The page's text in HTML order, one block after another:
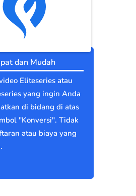
dan Mudah
Eliteseries atau
yang ingin Anda
di bidang di atas
"Konversi". Tidak
atau biaya yang